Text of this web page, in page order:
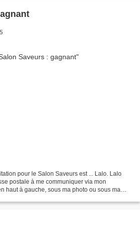
pour le Salon Saveurs est ... Lalo. Lalo
postale à me communiquer via mon
haut à gauche, sous ma photo ou sous ma